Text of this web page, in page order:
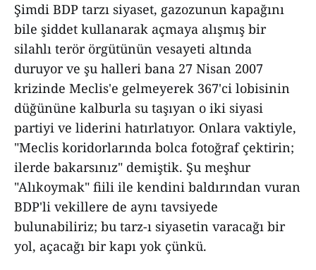
Şimdi BDP tarzı siyaset, gazozunun kapağını
bile şiddet kullanarak açmaya alışmış bir
silahlı terör örgütünün vesayeti altında
duruyor ve şu halleri bana 27 Nisan 2007
krizinde Meclis'e gelmeyerek 367'ci lobisinin
düğününe kalburla su taşıyan o iki siyasi
partiyi ve liderini hatırlatıyor. Onlara vaktiyle,
"Meclis koridorlarında bolca fotoğraf çektirin;
ilerde bakarsınız" demiştik. Şu meşhur
"Alıkoymak" fiili ile kendini baldırından vuran
BDP'li vekillere de aynı tavsiyede
bulunabiliriz; bu tarz-ı siyasetin varacağı bir
yol, açacağı bir kapı yok çünkü.